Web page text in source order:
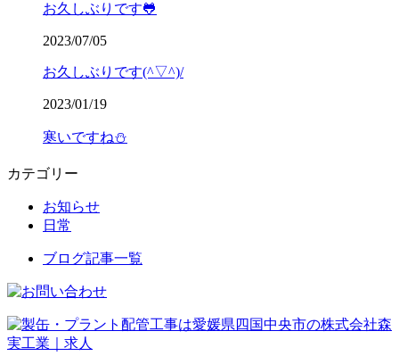
お久しぶりです🐸
2023/07/05
お久しぶりです(^▽^)/
2023/01/19
寒いですね⛄
カテゴリー
お知らせ
日常
ブログ記事一覧